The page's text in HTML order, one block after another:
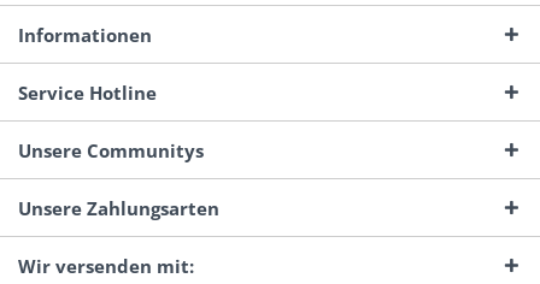
Informationen
Service Hotline
Unsere Communitys
Unsere Zahlungsarten
Wir versenden mit: